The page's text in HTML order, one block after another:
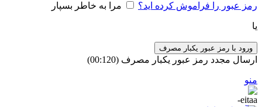
رمز عبور را فراموش کرده اید؟ مرا به خاطر بسپار
یا
ورود با رمز عبور یکبار مصرف
ارسال مجدد رمز عبور یکبار مصرف (00:
120
)
منو